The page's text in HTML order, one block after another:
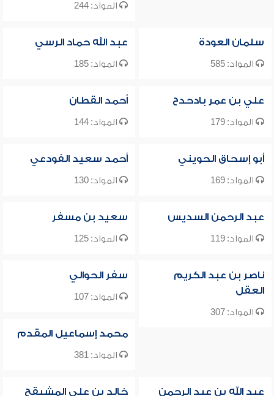
المواد: 244
سلمان العودة
المواد: 585
عبد الله حماد الرسي
المواد: 185
علي بن عمر بادحدح
المواد: 179
أحمد القطان
المواد: 144
أبو إسحاق الحويني
المواد: 169
أحمد سعيد الفودعي
المواد: 130
عبد الرحمن السديس
المواد: 119
سعيد بن مسفر
المواد: 125
ناصر بن عبد الكريم
العقل
المواد: 307
سفر الحوالي
المواد: 107
محمد إسماعيل المقدم
المواد: 381
عبد الله بن عبد الرحمن
خالد بن علي المشيقح